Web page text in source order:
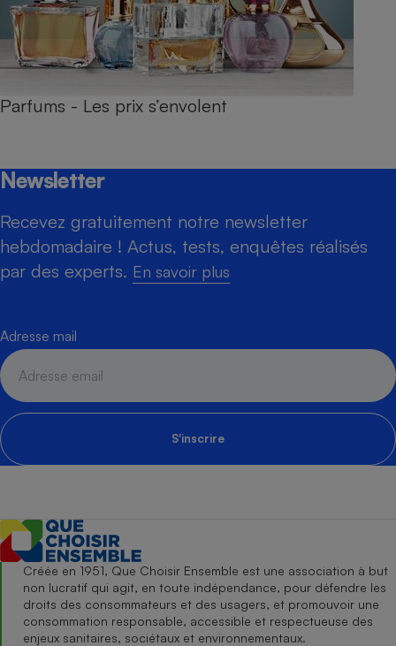
Parfums - Les prix s’envolent
Newsletter
Recevez gratuitement notre newsletter
hebdomadaire ! Actus, tests, enquêtes réalisés
par des experts. En savoir plus
Adresse mail
S'inscrire
Créée en 1951, Que Choisir Ensemble est une association à but
non lucratif qui agit, en toute indépendance, pour défendre les
droits des consommateurs et des usagers, et promouvoir une
consommation responsable, accessible et respectueuse des
enjeux sanitaires, sociétaux et environnementaux.